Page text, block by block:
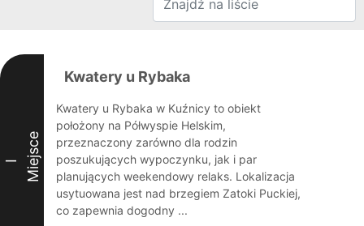
I Miejsce
Kwatery u Rybaka
Kwatery u Rybaka w Kuźnicy to obiekt
położony na Półwyspie Helskim,
przeznaczony zarówno dla rodzin
poszukujących wypoczynku, jak i par
planujących weekendowy relaks. Lokalizacja
usytuowana jest nad brzegiem Zatoki Puckiej,
co zapewnia dogodny ...